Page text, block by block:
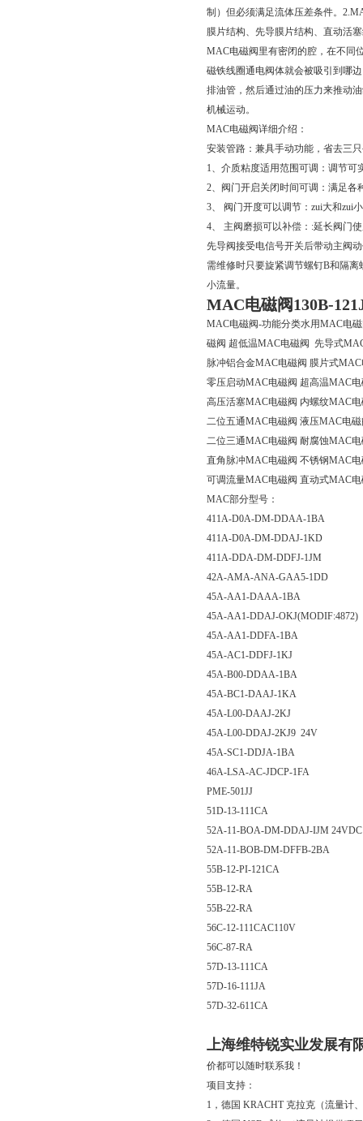
制）但必须满足流体压差条件。
膜片结构、先导膜片结构、直动活
MAC电磁阀里有密闭的腔，在不同
磁铁线圈通电阀体就会被吸引到哪
排油管，然后通过油的压力来推动
机械运动。
MAC电磁阀详细介绍：
安装管路：兼具手动功能，省去三
1、介质粘度适用范围可调：调节
2、阀门开启关闭时间可调：满足各
3、 阀门开度可以调节：zui大和zui
4、 主阀磨损可以补偿：:延长阀门
先导阀接受电信号开关后带动主阀
需维修时只要旋紧调节螺钉B和隔
小流量。
MAC电磁阀130B-
MAC电磁阀-功能分类水用MAC电
磁阀 超低温MAC电磁阀 先导式
脉冲铝合金MAC电磁阀 膜片式
零压启动MAC电磁阀 超高温MAC
高压活塞MAC电磁阀 内螺纹MAC
二位五通MAC电磁阀 液压MAC电
二位三通MAC电磁阀 耐腐蚀MAC
直角脉冲MAC电磁阀 不锈钢MAC
可调流量MAC电磁阀 直动式MAC
MAC部分型号：
411A-D0A-DM-DDAA-1BA
411A-D0A-DM-DDAJ-1KD
411A-DDA-DM-DDFJ-1JM
42A-AMA-ANA-GAA5-1DD
45A-AA1-DAAA-1BA
45A-AA1-DDAJ-OKJ(MODIF:4872)
45A-AA1-DDFA-1BA
45A-AC1-DDFJ-1KJ
45A-B00-DDAA-1BA
45A-BC1-DAAJ-1KA
45A-L00-DAAJ-2KJ
45A-L00-DDAJ-2KJ9 24V
45A-SC1-DDJA-1BA
46A-LSA-AC-JDCP-1FA
PME-501JJ
51D-13-111CA
52A-11-BOA-DM-DDAJ-IJM 24VDC
52A-11-BOB-DM-DFFB-2BA
55B-12-PI-121CA
55B-12-RA
55B-22-RA
56C-12-111CAC110V
56C-87-RA
57D-13-111CA
57D-16-111JA
57D-32-611CA
上海维特锐实业发展有
价都可以随时联系我！
项目支持：
1，德国 KRACHT 克拉克（流量计